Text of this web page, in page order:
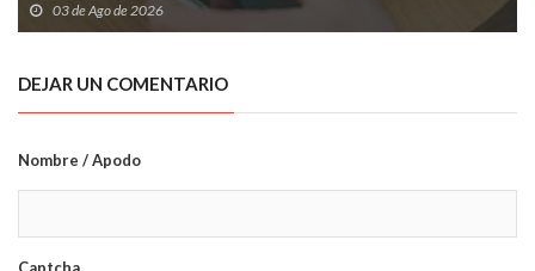
03 de Ago de 2026
DEJAR UN COMENTARIO
Nombre / Apodo